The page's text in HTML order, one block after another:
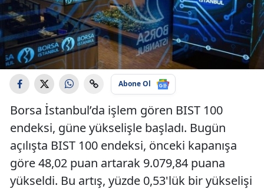
Abone Ol
Borsa İstanbul’da işlem gören BIST 100
endeksi, güne yükselişle başladı. Bugün
açılışta BIST 100 endeksi, önceki kapanışa
göre 48,02 puan artarak 9.079,84 puana
yükseldi. Bu artış, yüzde 0,53'lük bir yükselişi